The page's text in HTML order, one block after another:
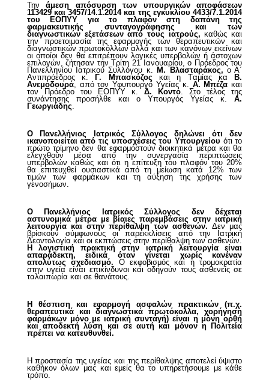
Τηνάμεση απόσυρση των υπουργικών αποφάσεων
113429 και 3457/14.1.2014 και της εγκυκλίου 4433/7.1.2014
του ΕΟΠΥΥ για το πλαφόν στη δαπάνη της
φαρμακευτικής συνταγογράφησης και των
διαγνωστικών εξετάσεων από τους ιατρούς,καθώς και
την προετοιμασία της εφαρμογής των θεραπευτικών και
διαγνωστικών πρωτοκόλλων αλλά και των κανόνων εκείνων
οι οποίοι δεν θα επιτρέπουν λογικές υπερβολών ή άστοχων
επιλογών, ζήτησαν την Τρίτη 21 Ιανουαρίου, ο Πρόεδρος του
Πανελληνίου Ιατρικού Συλλόγου κ. Μ. Βλασταράκος, ο Α΄
Αντιπρόεδρος κ.
Γ. Μπασκόζος και η Tαμίας κα
Β.
Ανεμοδουρά, από τον Υφυπουργό Υγείας κ. Α. Μπέζα και
τον Πρόεδρο του ΕΟΠΥΥ κ.Δ. Κοντό. Στο τέλος της
συνάντησης προσήλθε και ο Υπουργός Υγείας κ.Α.
Γεωργιάδης.
Ο Πανελλήνιος Ιατρικός Σύλλογος δηλώνει ότι δεν
ικανοποιείται από τις υποσχέσεις του Υπουργείου ότι το
πρώτο τρίμηνο δεν θα εφαρμοστούν διοικητικά μέτρα και θα
ελεγχθούν μέσα από την συνεργασία περιπτώσεις
υπερβολών καθώς και ότι η επίτευξη του πλαφόν του 20%
θα επιτευχθεί ουσιαστικά από τη μείωση κατά 12% των
τιμών των φαρμάκων και τη αύξηση της χρήσης των
γενοσήμων.
Ο Πανελλήνιος Ιατρικός Σύλλογος δεν δέχεται
αστυνομικά μέτρα με βίαιες παρεμβάσεις στην ιατρική
λειτουργία και στην περίθαλψη των ασθενών.Δεν μας
βρίσκουν σύμφωνους οι παρεκκλίσεις από την Ιατρική
Δεοντολογία και οι εκπτώσεις στην περίθαλψη των ασθενών.
Η λογιστική πρακτική στην ιατρική λειτουργία είναι
απαράδεκτη, ειδικά όταν γίνεται χωρίς κανέναν
απολύτως σχεδιασμό. Ο εκφοβισμός και η τρομοκρατία
στην υγεία είναι επικίνδυνοι και οδηγούν τους ασθενείς σε
ταλαιπωρία και σε θανάτους.
Η θέσπιση και εφαρμογή ασφαλών πρακτικών (π.χ.
θεραπευτικά και διαγνωστικά πρωτόκολλα, χορήγηση
φαρμάκων μόνο με ιατρική συνταγή) είναι η μόνη ορθή
και αποδεκτή λύση και σε αυτή και μόνον η Πολιτεία
πρέπει να κατευθυνθεί.
Η προστασία της υγείας και της περίθαλψης αποτελεί ύψιστο
καθήκον όλων μας και εμείς θα το υπηρετήσουμε με κάθε
τρόπο.